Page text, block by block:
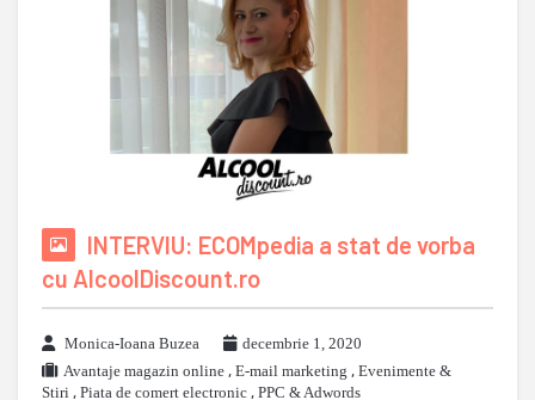
INTERVIU: ECOMpedia a stat de vorba
cu AlcoolDiscount.ro
Monica-Ioana Buzea
decembrie 1, 2020
Avantaje magazin online , E-mail marketing , Evenimente &
Stiri , Piata de comert electronic , PPC & Adwords